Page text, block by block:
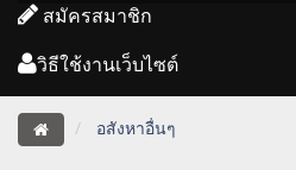
สมัครสมาชิก
วิธีใช้งานเว็บไซต์
อสังหาอื่นๆ